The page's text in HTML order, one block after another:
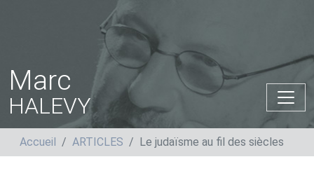
Marc
HALEVY
Accueil ARTICLES Le judaïsme au fil des siècles